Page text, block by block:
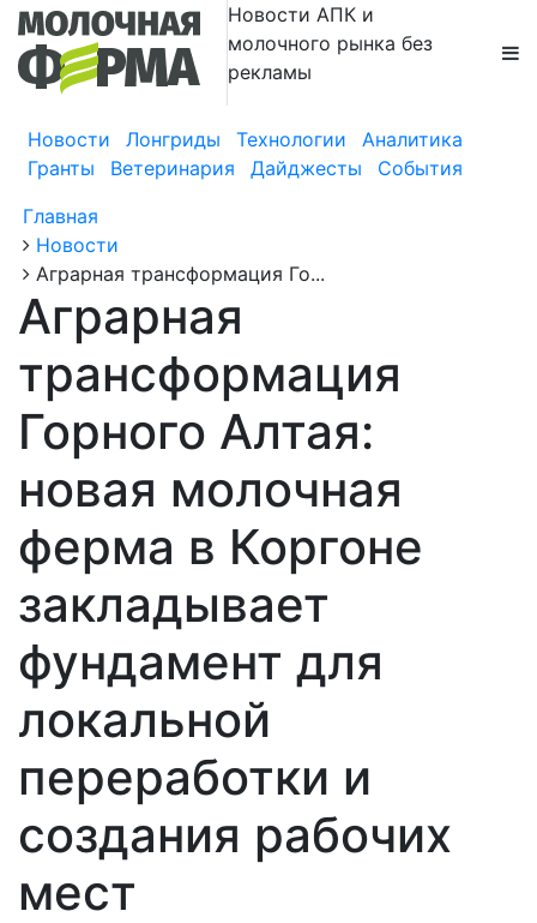
Новости АПК и
молочного рынка без
рекламы
Новости Лонгриды Технологии
Аналитика
Гранты
Ветеринария Дайджесты
События
Главная
Новости
Аграрная трансформация Го...
Аграрная
трансформация
Горного Алтая:
новая молочная
ферма в Коргоне
закладывает
фундамент для
локальной
переработки и
создания рабочих
мест